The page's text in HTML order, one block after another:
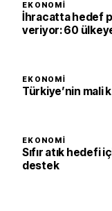
EKONOMI
İhracatta hedef
veriyor: 60
EKONOMI
Türkiye’nin mali
EKONOMI
Sıfır atık hedefi
destek